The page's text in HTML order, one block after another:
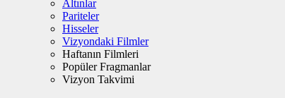
Altınlar
Pariteler
Hisseler
Vizyondaki Filmler
Haftanın Filmleri
Popüler Fragmanlar
Vizyon Takvimi